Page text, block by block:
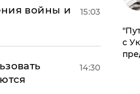
войны и
15:03
14:30
с